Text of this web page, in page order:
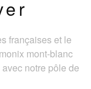
françaises et le
mont-blanc
notre pôle de